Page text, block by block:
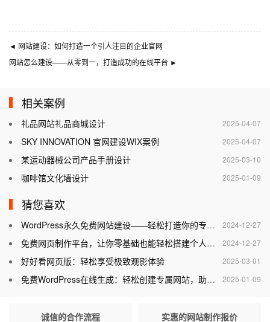
◄ 网站建设：如何打造一个引人注目的企业官网
网站怎么建设——从零到一，打造成功的在线平台 ►
相关案例
2025-04-07
礼品网站礼品商城设计
2025-04-07
SKY INNOVATION 官网建设WIX案例
2025-03-10
某运动器械公司产品手册设计
2025-01-09
咖啡馆文化墙设计
猜您喜欢
2024-12-27
WordPress永久免费网站建设——轻松打造你的专属网站
2024-12-27
免费网页制作平台，让你零基础也能轻松搭建个人网站
2025-03-01
好好看网页版：轻松享受极致观影体验
2025-01-09
免费WordPress在线生成：轻松创建专属网站，助力个人与企业腾飞
诚信的合作流程 实惠的网站制作报价